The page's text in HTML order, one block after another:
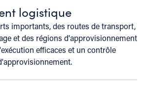
logistique
importants, des routes de transport,
et des régions d'approvisionnement
efficaces et un contrôle